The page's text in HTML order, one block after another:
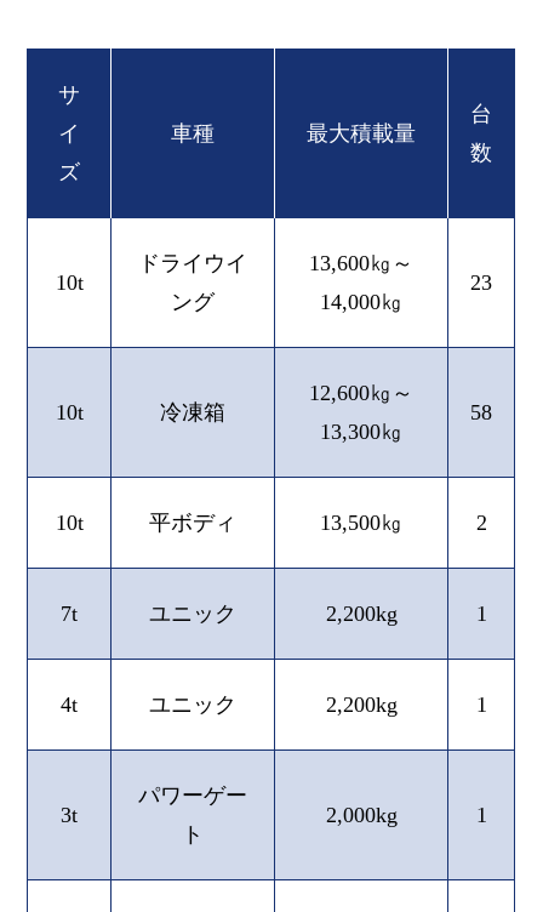
サ
イ
ズ
車種 最大積載量
台
数
10t
ドライウイ
ング
13,600㎏～
14,000㎏
23
10t 冷凍箱
12,600㎏～
13,300㎏
58
10t 平ボディ 13,500㎏ 2
7t ユニック 2,200kg 1
4t ユニック 2,200kg 1
3t
パワーゲー
ト
2,000kg 1